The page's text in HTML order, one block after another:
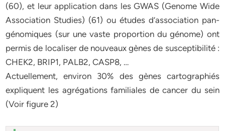
(60), et leur application dans les GWAS (Genome Wide
Association Studies) (61) ou études d’association pan-
génomiques (sur une vaste proportion du génome) ont
permis de localiser de nouveaux gènes de susceptibilité :
CHEK2, BRIP1, PALB2, CASP8, …
Actuellement, environ 30% des gènes cartographiés
expliquent les agrégations familiales de cancer du sein
(Voir figure 2)